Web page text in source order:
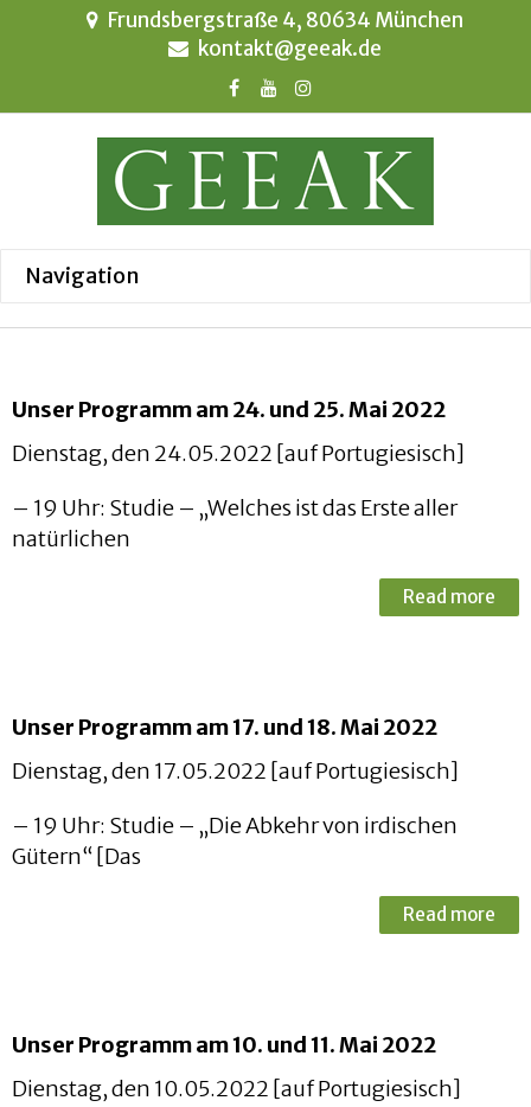
Frundsbergstraße 4, 80634 München
kontakt@geeak.de
Unser Programm am 24. und 25. Mai 2022
Dienstag, den 24.05.2022 [auf Portugiesisch]
– 19 Uhr: Studie – „Welches ist das Erste aller
natürlichen
Read more
Unser Programm am 17. und 18. Mai 2022
Dienstag, den 17.05.2022 [auf Portugiesisch]
– 19 Uhr: Studie – „Die Abkehr von irdischen
Gütern“ [Das
Read more
Unser Programm am 10. und 11. Mai 2022
Dienstag, den 10.05.2022 [auf Portugiesisch]